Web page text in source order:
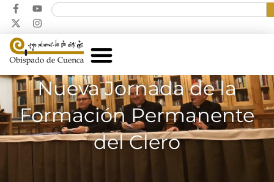
Nueva Jornada de la
Formación Permanente
del Clero